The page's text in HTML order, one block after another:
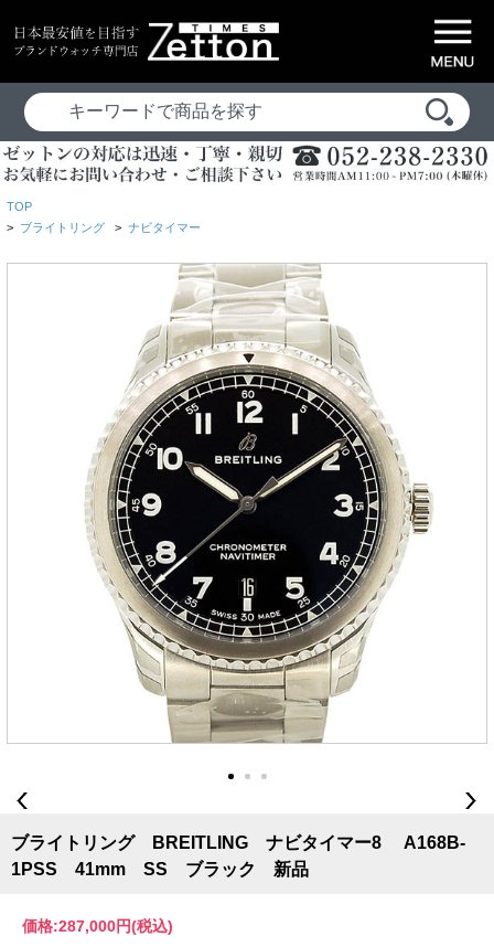
TOP
> ブライトリング > ナビタイマー
ブライトリング BREITLING ナビタイマー8 A168B-
1PSS 41mm SS ブラック 新品
価格:287,000円(税込)